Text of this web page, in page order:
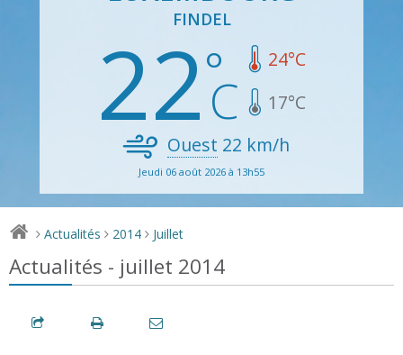
FINDEL
22 24°C
17°C
Ouest 22 km/h
Jeudi 06 août 2026 à 13h55
> Actualités > 2014 > Juillet
Actualités - juillet 2014